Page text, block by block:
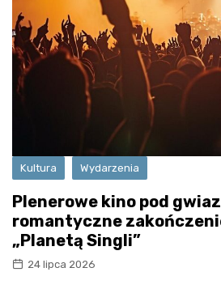
Kultura Wydarzenia
Plenerowe kino pod
romantyczne
„Planetą Singli”
24 lipca 2026